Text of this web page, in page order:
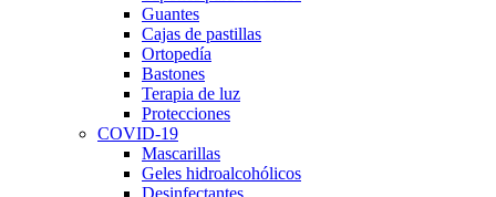
Guantes
Cajas de pastillas
Ortopedía
Bastones
Terapia de luz
Protecciones
COVID-19
Mascarillas
Geles hidroalcohólicos